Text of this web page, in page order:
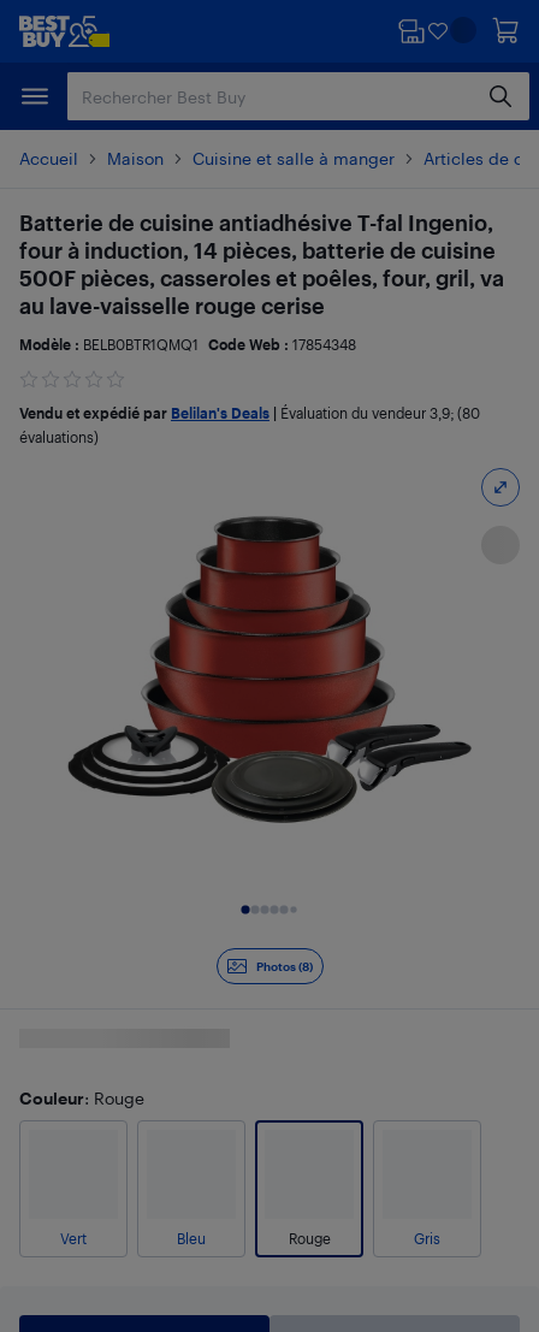
Passer
principal
Passer
Accueil Maison Cuisine et salle à manger Articles de
Photos (8)
Batterie de cuisine antiadhésive T-fal Ingenio,
four à induction, 14 pièces, batterie de cuisine
500F pièces, casseroles et poêles, four, gril, va
au lave-vaisselle rouge cerise
Modèle : BELB0BTR1QMQ1 Code Web : 17854348
Vendu et expédié par Belilan's Deals Évaluation du vendeur 3,9; (80
évaluations)
Couleur: Rouge
Vert Bleu Rouge Gris